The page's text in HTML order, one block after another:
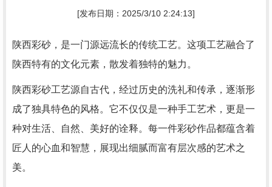
[发布日期：2025/3/10 2:24:13]
陕西彩砂，是一门源远流长的传统工艺。这项工艺融合了
陕西特有的文化元素，散发着独特的魅力。
陕西彩砂工艺源自古代，经过历史的洗礼和传承，逐渐形
成了独具特色的风格。它不仅仅是一种手工艺术，更是一
种对生活、自然、美好的诠释。每一件彩砂作品都蕴含着
匠人的心血和智慧，展现出细腻而富有层次感的艺术之
美。